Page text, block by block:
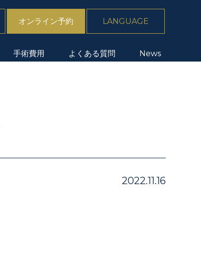
オンライン予約 LANGUAGE
手術費用 よくある質問 News
2022.11.16